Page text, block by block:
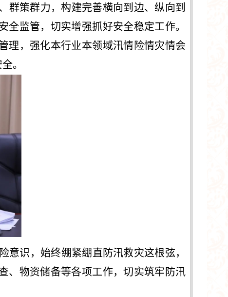
群策群力，构建完善横向到边、纵向到
监管，切实增强抓好安全稳定工作。
理，强化本行业本领域汛情险情灾情会
。
识，始终绷紧绷直防汛救灾这根弦，
、物资储备等各项工作，切实筑牢防汛